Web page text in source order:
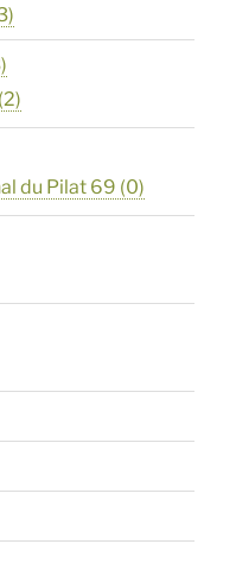
(2)
du Pilat 69 (0)